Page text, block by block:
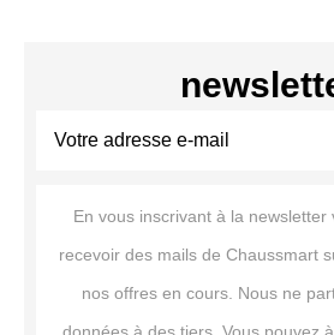
En vous inscrivant à la newsletter
recevoir des mails de Chaussmart
nos offres en cours. Nous ne